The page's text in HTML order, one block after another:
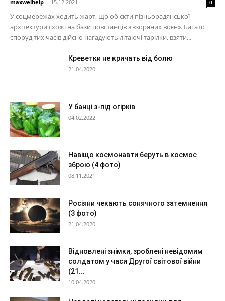
maxwelhelp - 15.12.2021 0
У соцмережах ходить жарт, що об'єкти пізньорадянської
архітектури схожі на бази повстанців з «зоряних воєн». Багато
споруд тих часів дійсно нагадують літаючі тарілки, взяти...
Креветки не кричать від болю
21.04.2020
У банці з-під огірків
04.02.2022
Навіщо космонавти беруть в космос
зброю (4 фото)
08.11.2021
Росіяни чекають сонячного затемнення
(3 фото)
21.04.2020
Відновлені знімки, зроблені невідомим
солдатом у часи Другої світової війни
(21...
10.04.2020